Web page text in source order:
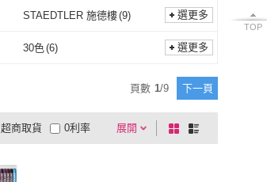
TOP
STAEDTLER 施德樓(9)
PENROTE 筆樂STAEDTLER 施德樓( 9)
選更多
30色(6) 選更多
頁數 1/9 下一頁
展開
電視購物
超商取貨 0利率
棋
盤
列